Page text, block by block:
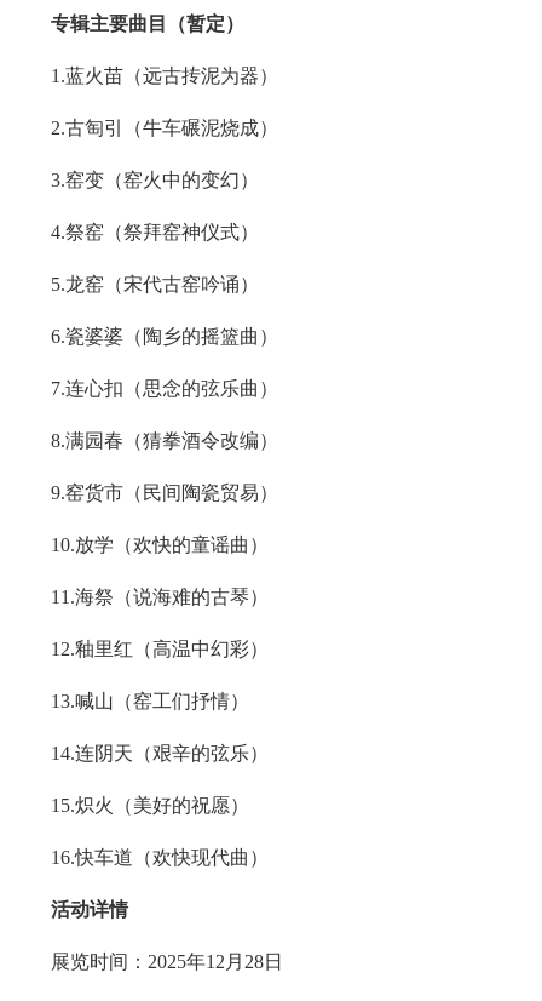
专辑主要曲目（暂定）
1.蓝火苗（远古抟泥为器）
2.古匋引（牛车碾泥烧成）
3.窑变（窑火中的变幻）
4.祭窑（祭拜窑神仪式）
5.龙窑（宋代古窑吟诵）
6.瓷婆婆（陶乡的摇篮曲）
7.连心扣（思念的弦乐曲）
8.满园春（猜拳酒令改编）
9.窑货市（民间陶瓷贸易）
10.放学（欢快的童谣曲）
11.海祭（说海难的古琴）
12.釉里红（高温中幻彩）
13.喊山（窑工们抒情）
14.连阴天（艰辛的弦乐）
15.炽火（美好的祝愿）
16.快车道（欢快现代曲）
活动详情
展览时间：2025年12月28日